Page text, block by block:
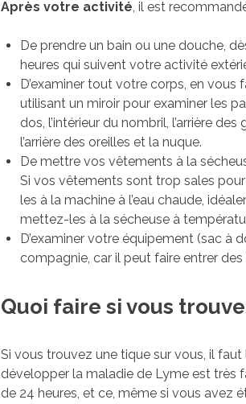
Après votre activité , il est
De prendre un bain ou une douche,
heures qui suivent votre activité
D’examiner tout votre corps, en vous
utilisant un miroir pour examiner les
dos, l’intérieur du nombril, l’arrière
l’arrière des oreilles et la nuque.
De mettre vos vêtements à la
Si vos vêtements sont trop sales
les à la machine à l’eau chaude,
mettez-les à la sécheuse à
D’examiner votre équipement (sac à
compagnie, car il peut faire entrer
Quoi faire si vous
Si vous trouvez une tique sur vous, il
développer la maladie de Lyme est très
de 24 heures, et ce, même si vous avez